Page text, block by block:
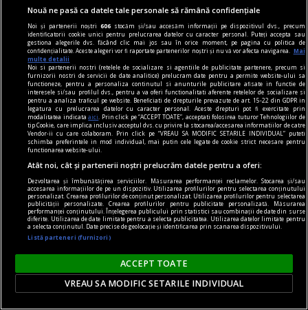
la fața locului
Aventuri estivale cefalonite
Încă nu am un răspuns clar. Cîți bani îmi mai
trebuie pentru a termina odată Elada?
Codruţ CONSTANTINESCU
Nouă ne pasă ca datele tale personale să rămână confidențiale
Noi și partenerii noștri606 stocăm și/sau accesăm informații pe dispozitivul dvs., precum
identificatorii cookie unici pentru prelucrarea datelor cu caracter personal. Puteți accepta sau
gestiona alegerile dvs. făcând clic mai jos sau în orice moment, pe pagina cu politica de
confidențialitate. Aceste alegeri vor fi raportate partenerilor noștri și nu vă vor afecta navigarea.
Mai
multe detalii
Noi si partenerii nostri (retelele de socializare si agentiile de publicitate partenere, precum si
furnizorii nostri de servicii de date analitice) prelucram date pentru a permite website-ului sa
functioneze, pentru a personaliza continutul si anunturile publicitare afisate in functie de
interesele si/sau profilul dvs., pentru a va oferi functionalitati aferente retelelor de socializare si
pentru a analiza traficul pe website. Beneficiati de drepturile prevazute de art. 15-22 din GDPR in
legatura cu prelucrarea datelor cu caracter personal. Aceste drepturi pot fi exercitate prin
modalitatea indicataaici
. Prin click pe “ACCEPT TOATE”, acceptati folosirea tuturor Tehnologiilor de
tip Cookie, care implica inclusiv acceptul dvs. cu privire la stocarea/accesarea informatiilor de catre
Vendor-ii cu care colaboram. Prin click pe “VREAU SA MODIFIC SETARILE INDIVIDUAL” puteti
schimba preferintele in mod individual, mai putin cele legate de cookie strict necesare pentru
functionarea website-ului.
Atât noi, cât și partenerii noștri prelucrăm datele pentru a oferi:
Dezvoltarea și îmbunătățirea serviciilor. Măsurarea performanței reclamelor. Stocarea și/sau
accesarea informațiilor de pe un dispozitiv. Utilizarea profilurilor pentru selectarea conținutului
personalizat. Crearea profilurilor de conținut personalizat. Utilizarea profilurilor pentru selectarea
publicității personalizate. Crearea profilurilor pentru publicitate personalizată. Măsurarea
performanței conținutului. Înțelegerea publicului prin statistici sau combinații de date din surse
diferite. Utilizarea de date limitate pentru a selecta publicitatea. Utilizarea datelor limitate pentru
a selecta conținutul. Date precise de geolocație și identificarea prin scanarea dispozitivului.
Listă parteneri (furnizori)
ACCEPT TOATE
VREAU SA MODIFIC SETARILE INDIVIDUAL